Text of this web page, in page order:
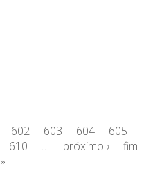
602 603 604
605
610 … próximo ›
fim
»